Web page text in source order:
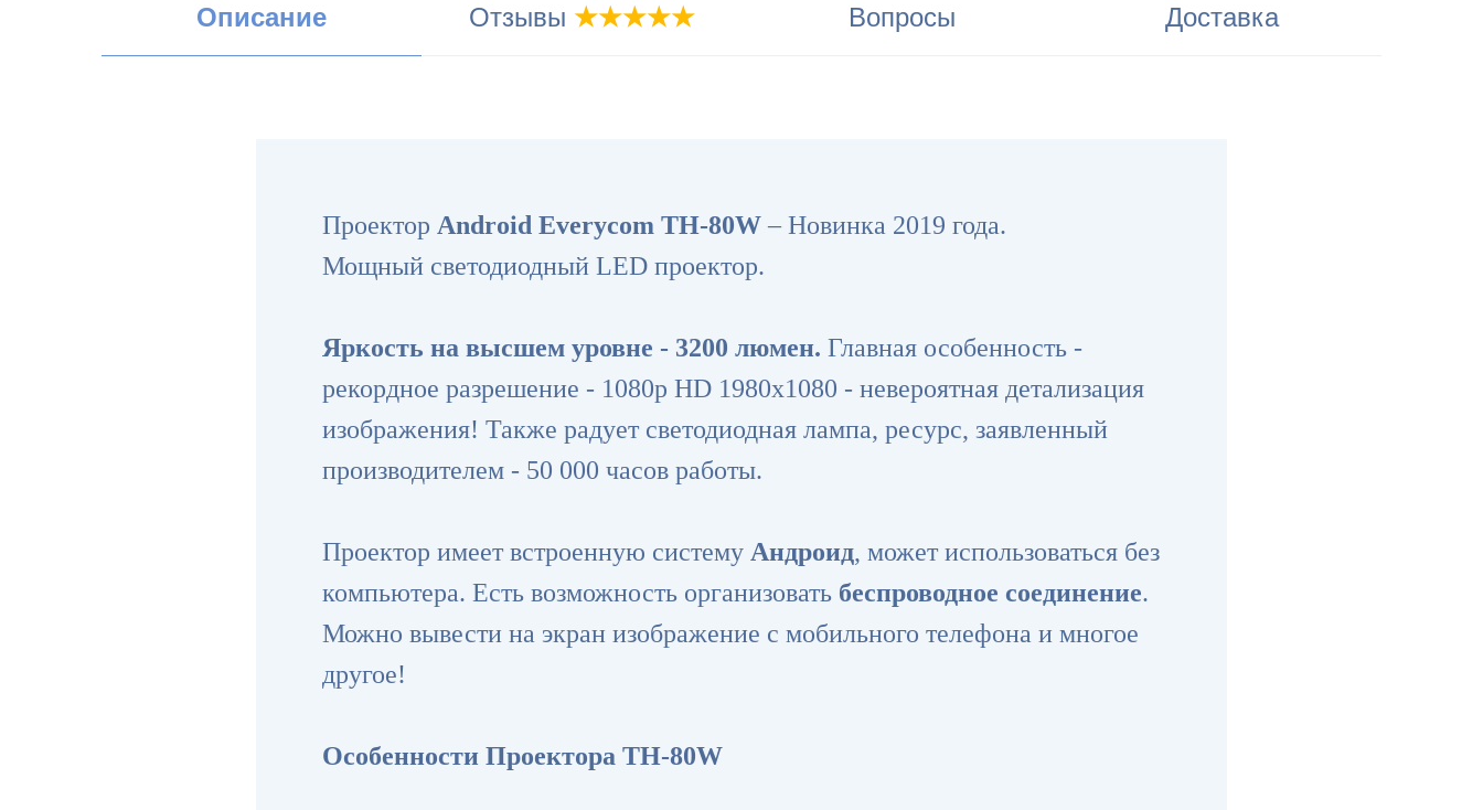
Описание Отзывы ★★★★★ Вопросы Доставка
Проектор Android Everycom TH-80W– Новинка 2019 года.
Мощный светодиодный LED проектор.
Яркость на высшем уровне - 3200 люмен. Главная особенность -
рекордное разрешение - 1080p HD 1980х1080 - невероятная детализация
изображения! Также радует светодиодная лампа, ресурс, заявленный
производителем - 50 000 часов работы.
Проектор имеет встроенную систему Андроид, может использоваться без
компьютера. Есть возможность организовать беспроводное соединение.
Можно вывести на экран изображение с мобильного телефона и многое
другое!
Особенности Проектора TH-80W